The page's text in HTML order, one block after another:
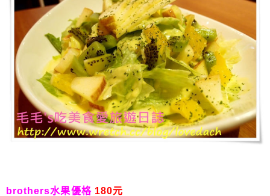
brothers水果優格 180元